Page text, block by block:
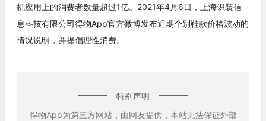
机应用上的消费者数量超过1亿。2021年4月6日，上海识装信
息科技有限公司得物App官方微博发布近期个别鞋款价格波动的
情况说明，并提倡理性消费。
特别声明
得物App为第三方网站，由网友提供，本站无法保证外部